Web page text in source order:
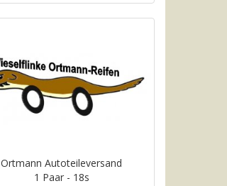
Ortmann Autoteileversand
1 Paar - 18s